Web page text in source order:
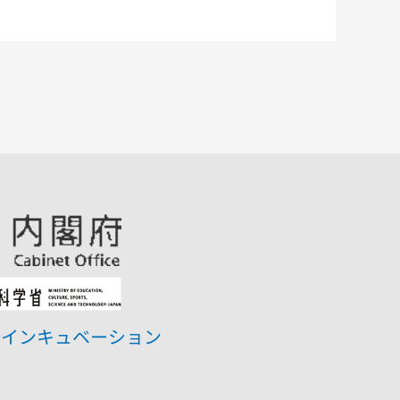
ンキュベーション